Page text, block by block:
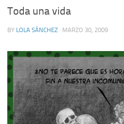
Toda una vida
BY LOLA SÁNCHEZ · MARZO 30, 2009